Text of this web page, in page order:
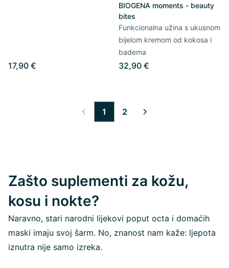
17,90 €
BIOGENA moments - beauty
bites
Funkcionalna užina s ukusnom
bijelom kremom od kokosa i
badema
32,90 €
1 2
Zašto suplementi za kožu,
kosu i nokte?
Naravno, stari narodni lijekovi poput octa i domaćih
maski imaju svoj šarm. No, znanost nam kaže: ljepota
iznutra nije samo izreka.